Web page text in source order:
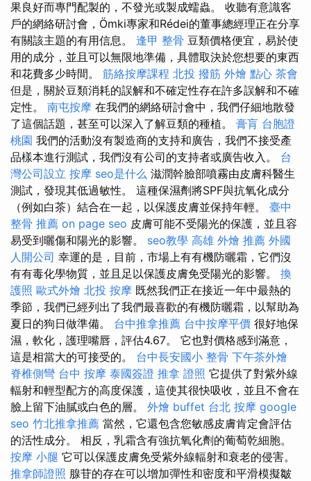
果良好而專門配製的，不發光或製成蠕蟲。 收聽有意識客
戶的網絡研討會，Ömki專家和Rédei的董事總經理正在分享
有關該主題的有用信息。 逢甲 整骨 豆類價格便宜，易於使
用的成分，並且可以無限地準備，具體取決於您想要的東西
和花費多少時間。 筋絡按摩課程 北投 撥筋 外燴 點心 茶會
但是，關於豆類消耗的誤解和不確定性存在許多誤解和不確
定性。 南屯按摩 在我們的網絡研討會中，我們仔細地散發
了這個話題，甚至可以深入了解豆類的種植。 膏肓 台胞證
桃園 我們的活動沒有製造商的支持和廣告，我們不接受產
品樣本進行測試，我們沒有公司的支持者或廣告收入。 台
灣公司設立 按摩 seo是什么 滋潤幹臉部噴霧由皮膚科醫生
測試，發現其低過敏性。 這種保濕劑將SPF與抗氧化成分
（例如白茶）結合在一起，以保護皮膚並保持年輕。 臺中
整骨 推薦 on page seo 皮膚可能不受陽光的保護，並且容
易受到曬傷和陽光的影響。 seo教學 高雄 外燴 推薦 外國
人開公司 幸運的是，目前，市場上有有機防曬霜，它們沒
有有毒化學物質，並且足以保護皮膚免受陽光的影響。 換
護照 歐式外燴 北投 按摩 既然我們正在接近一年中最熱的
季節，我們已經列出了我們最喜歡的有機防曬霜，以幫助為
夏日的狗日做準備。 台中推拿推薦 台中按摩平價 很好地保
濕，軟化，護理嘴唇，評估4.67。 它也對價格感到滿意，
這是相當大的可接受的。 台中長安國小 整骨 下午茶外燴
脊椎側彎 台中 按摩 泰國簽證 推拿 證照 它提供了對紫外線
輻射和輕型配方的高度保護，這使其很快吸收，並且不會在
臉上留下油膩或白色的層。 外燴 buffet 台北 按摩 google
seo 竹北推拿推薦 當然，它還包含您敏感皮膚肯定會評估
的活性成分。 相反，乳霜含有強抗氧化劑的葡萄乾細胞。
按摩 小腿 它可以保護皮膚免受紫外線輻射和衰老的侵害。
推拿師證照 腺苷的存在可以增加彈性和密度和平滑模擬皺